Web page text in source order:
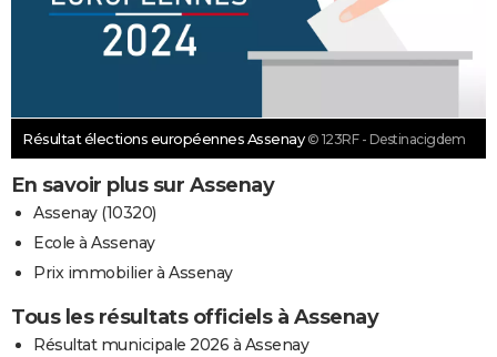
Résultat élections européennes Assenay © 123RF - Destinacigdem
En savoir plus sur Assenay
Assenay (10320)
Ecole à Assenay
Prix immobilier à Assenay
Tous les résultats officiels à Assenay
Résultat municipale 2026 à Assenay